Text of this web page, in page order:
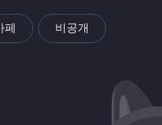
페 비공개